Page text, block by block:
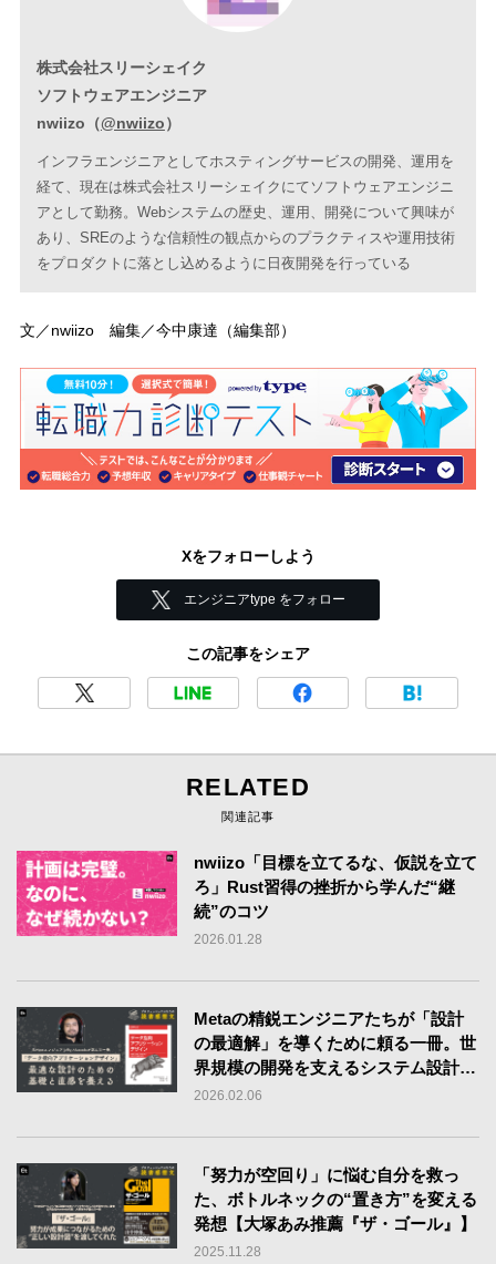
株式会社スリーシェイク
ソフトウェアエンジニア
nwiizo（@nwiizo）
インフラエンジニアとしてホスティングサービスの開発、運用を
経て、現在は株式会社スリーシェイクにてソフトウェアエンジニ
アとして勤務。Webシステムの歴史、運用、開発について興味が
あり、SREのような信頼性の観点からのプラクティスや運用技術
をプロダクトに落とし込めるように日夜開発を行っている
文／nwiizo 編集／今中康達（編集部）
Xをフォローしよう
エンジニアtype をフォロー
この記事をシェア
RELATED
関連記事
nwiizo「目標を立てるな、仮説を立て
ろ」Rust習得の挫折から学んだ“継
続”のコツ
2026.01.28
Metaの精鋭エンジニアたちが「設計
の最適解」を導くために頼る一冊。世
界規模の開発を支えるシステム設計の
バイブル
2026.02.06
「努力が空回り」に悩む自分を救っ
た、ボトルネックの“置き方”を変える
発想【大塚あみ推薦『ザ・ゴール』】
2025.11.28